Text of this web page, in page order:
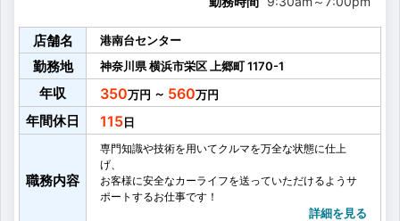
店舗名 港南台センター
勤務地 神奈川県横浜市栄区 上郷町1170-1
年収 350 ～ 560
年間休日 115
職務内容
専門知識や技術を用いてクルマを万全な状態に仕上
げ、
お客様に安全なカーライフを送っていただけるようサ
ポートするお仕事です！
詳細を見る